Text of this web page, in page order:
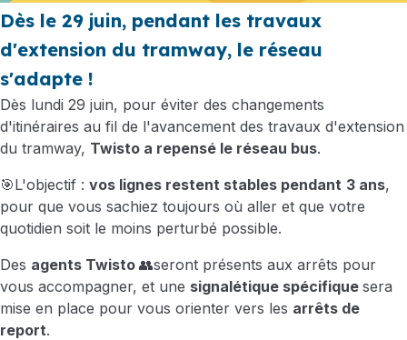
Dès le 29 juin, pendant les travaux
d'extension du tramway, le réseau
s'adapte !
Dès lundi 29 juin, pour éviter des changements
d'itinéraires au fil de l'avancement des travaux d'extension
du tramway, Twisto a repensé le réseau bus.
🎯L'objectif : vos lignes restent stables pendant 3 ans,
pour que vous sachiez toujours où aller et que votre
quotidien soit le moins perturbé possible.
Des agents Twisto 👥seront présents aux arrêts pour
vous accompagner, et une signalétique spécifique sera
mise en place pour vous orienter vers les arrêts de
report.